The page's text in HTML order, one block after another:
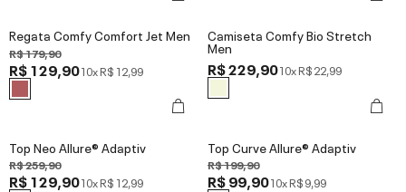
Regata Comfy Comfort Jet Men
R$ 179,90
R$ 129,9010xR$ 12,99
Camiseta Comfy Bio Stretch
Men
R$ 229,9010xR$ 22,99
Top Neo Allure® Adaptiv
R$ 259,90
R$ 129,9010xR$ 12,99
Top Curve Allure® Adaptiv
R$ 199,90
R$ 99,9010xR$ 9,99